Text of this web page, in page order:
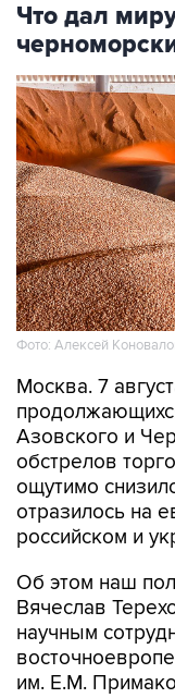
Что дал
Фото: Алексей
Москва. 7
Азовского и
обстрелов
ощутимо
отразилось на
российском и
Об этом наш
Вячеслав
научным
им. Е.М.